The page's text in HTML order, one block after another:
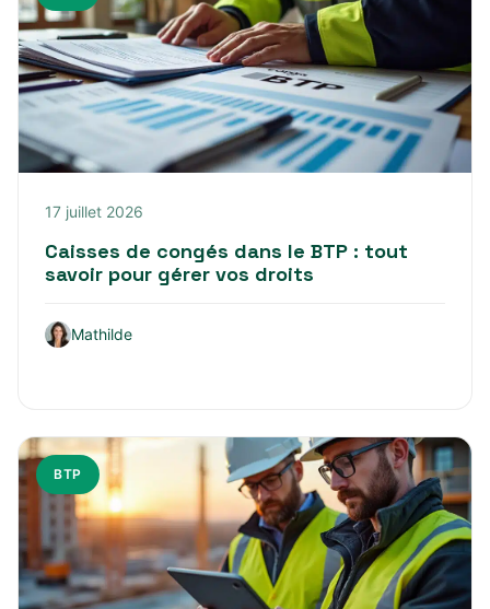
17 juillet 2026
Caisses de congés dans le BTP : tout
savoir pour gérer vos droits
Mathilde
BTP